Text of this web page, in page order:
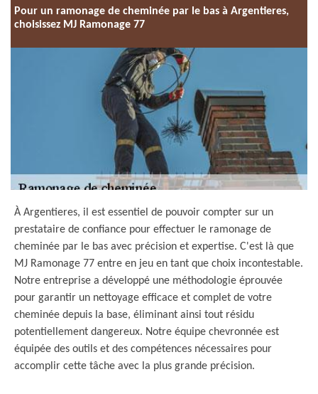
Pour un ramonage de cheminée par le bas à Argentieres,
choisissez MJ Ramonage 77
À Argentieres, il est essentiel de pouvoir compter sur un
prestataire de confiance pour effectuer le ramonage de
cheminée par le bas avec précision et expertise. C'est là que
MJ Ramonage 77 entre en jeu en tant que choix incontestable.
Notre entreprise a développé une méthodologie éprouvée
pour garantir un nettoyage efficace et complet de votre
cheminée depuis la base, éliminant ainsi tout résidu
potentiellement dangereux. Notre équipe chevronnée est
équipée des outils et des compétences nécessaires pour
accomplir cette tâche avec la plus grande précision.